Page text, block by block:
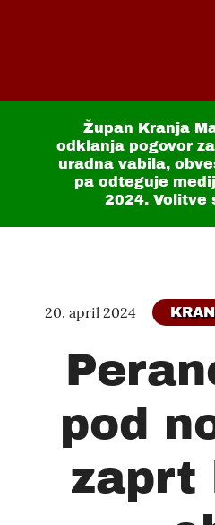
Župan Kranja
odklanja pogovor
uradna vabila,
pa odteguje
2024. Volitve
20. april 2024
pod
zaprt